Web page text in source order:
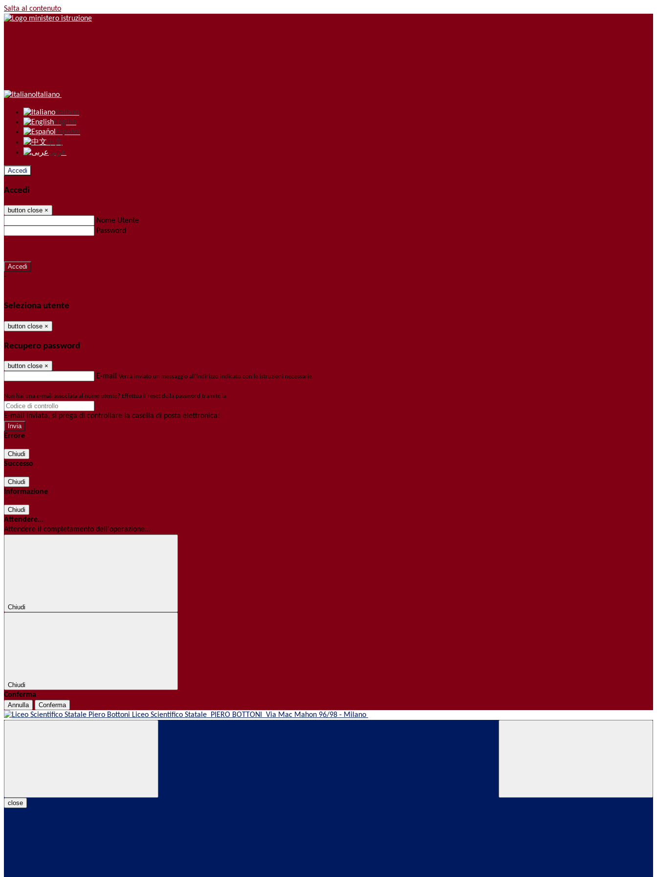
Salta al contenuto
Italiano
Italiano
English
Español
中文
عربى
Accedi
Accedi
button close ×
Nome Utente
Password
-
Seleziona utente
button close ×
Recupero password
button close ×
E-mail Verrà inviato un messaggio all'indirizzo indicato con le istruzioni necessarie.
Non hai una e-mail associata al nome utente? Effettua il reset della password tramite la
E-mail inviata, si prega di controllare la casella di posta elettronica!
Errore
Chiudi
Successo
Chiudi
Informazione
Chiudi
Attendere...
Attendere il completamento dell'operazione...
Chiudi
Chiudi
Conferma
Annulla Conferma
Liceo Scientifico Statale PIERO BOTTONI Via Mac Mahon 96/98 - Milano
close